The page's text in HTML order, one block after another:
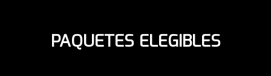
PAQUETES ELEGIBLES